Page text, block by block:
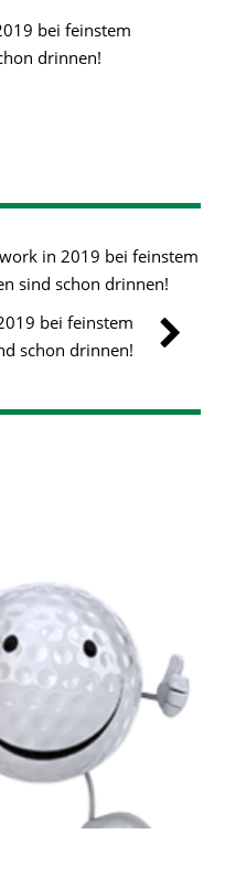
bei feinstem
drinnen!
in 2019 bei feinstem
sind schon drinnen!
bei feinstem
schon drinnen!